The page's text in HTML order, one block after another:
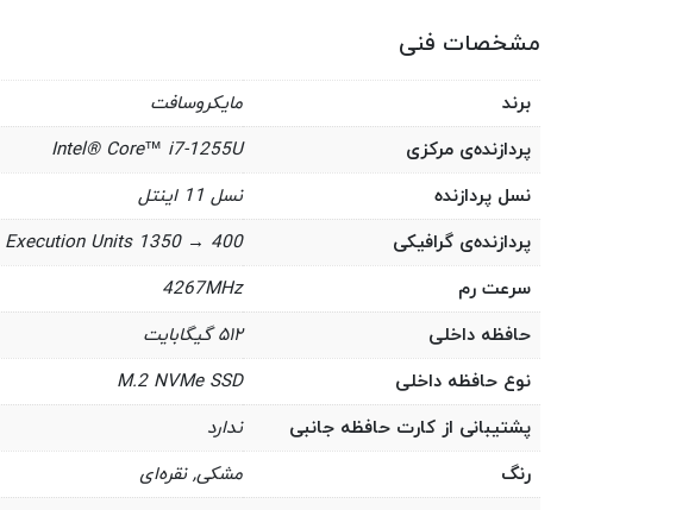
مشخصات فنی
برند
مایکروسافت
پردازنده‌ی مرکزی
Intel® Core™ i7-1255U
نسل پردازنده
نسل 11 اینتل
پردازنده‌ی گرافیکی
400 → 1350 MHz – Intel® Iris® Xe Graphics, 96 Execution Units
سرعت رم
4267MHz
حافظه داخلی
۵۱۲ گیگابایت
نوع حافظه داخلی
M.2 NVMe SSD
پشتیبانی از کارت حافظه جانبی
ندارد
رنگ
مشکی, نقره‌ای